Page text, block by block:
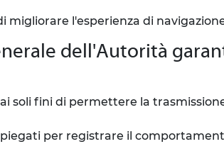
migliorare l'esperienza di
dell'Autorità
soli fini di permettere la
per registrare il